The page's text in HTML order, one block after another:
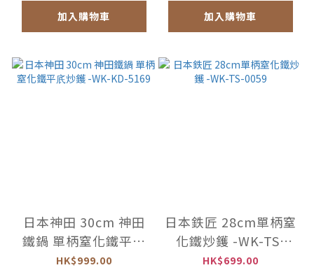
加入購物車 加入購物車
日本神田 30cm 神田
鐵鍋 單柄窒化鐵平㡳
炒鑊 -WK-KD-5169
HK$999.00
日本鉄匠 28cm單柄窒
化鐵炒鑊 -WK-TS-
0059
HK$699.00